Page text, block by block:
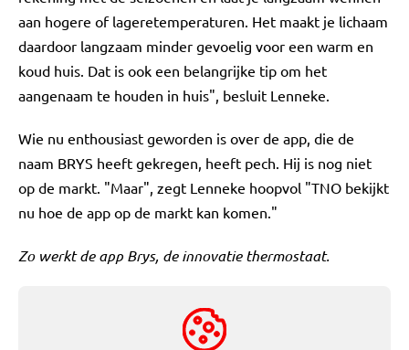
aan hogere of lageretemperaturen. Het maakt je lichaam
daardoor langzaam minder gevoelig voor een warm en
koud huis. Dat is ook een belangrijke tip om het
aangenaam te houden in huis", besluit Lenneke.
Wie nu enthousiast geworden is over de app, die de
naam BRYS heeft gekregen, heeft pech. Hij is nog niet
op de markt. "Maar", zegt Lenneke hoopvol "TNO bekijkt
nu hoe de app op de markt kan komen."
Zo werkt de app Brys, de innovatie thermostaat.